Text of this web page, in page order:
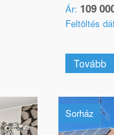
Ár: 109
Feltöltés
Tovább
Sorház